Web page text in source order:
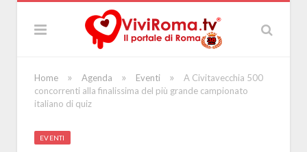
Home » Agenda » Eventi »
A Civitavecchia 500
concorrenti alla finalissima del più grande campionato
italiano di quiz
EVENTI